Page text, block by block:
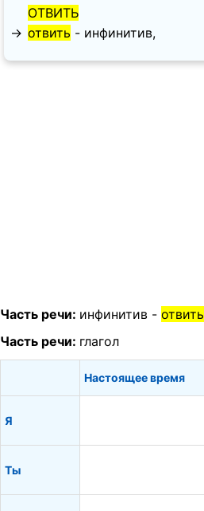
ОТВИТЬ
→ отвить - инфинитив,
Часть речи: инфинитив - отвить
Часть речи: глагол
Настоящее время
Я
Ты